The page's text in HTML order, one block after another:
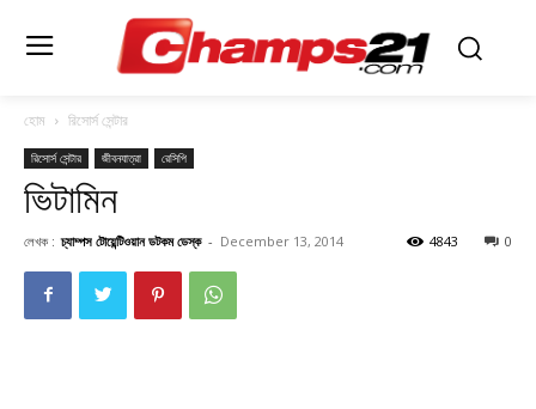
হোম রিসোর্স সেন্টার
রিসোর্স সেন্টার জীবনযাত্রা রেসিপি
ভিটামিন
লেখক : চ্যাম্পস টোয়েন্টিওয়ান ডটকম ডেস্ক - December 13, 2014 0
4843